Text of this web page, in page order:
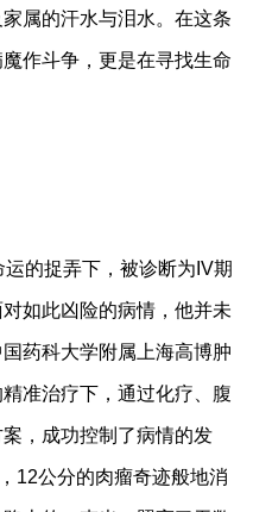
属的汗水与泪水。在这条
作斗争，更是在寻找生命
的捉弄下，被诊断为IV期
如此凶险的病情，他并未
药科大学附属上海高博肿
准治疗下，通过化疗、腹
，成功控制了病情的发
12公分的肉瘤奇迹般地消